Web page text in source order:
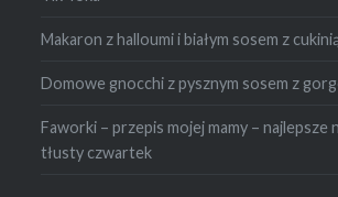
Makaron z halloumi i białym sosem z
Domowe gnocchi z pysznym sosem z
Faworki – przepis mojej mamy – najlepsze
tłusty czwartek